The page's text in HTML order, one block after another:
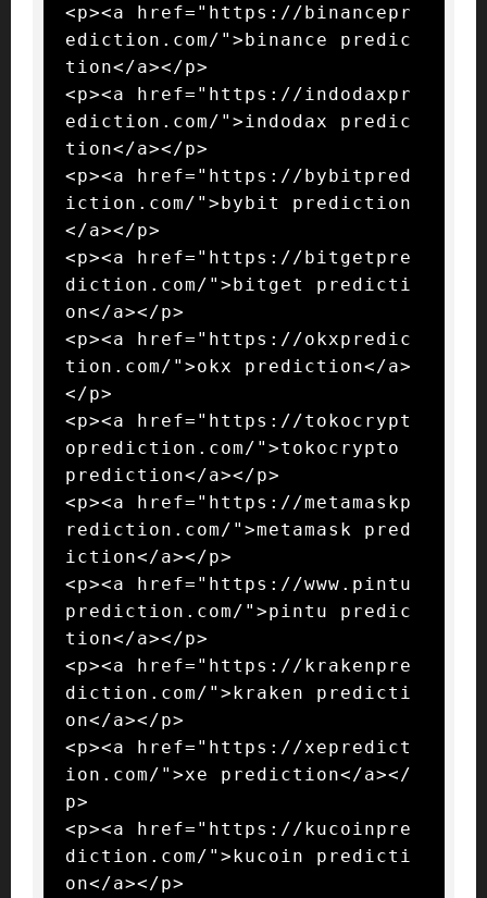
<p><a href="https://binancepr
ediction.com/">binance predic
tion</a></p>
<p><a href="https://indodaxpr
ediction.com/">indodax predic
tion</a></p>
<p><a href="https://bybitpred
iction.com/">bybit prediction
</a></p>
<p><a href="https://bitgetpre
diction.com/">bitget predicti
on</a></p>
<p><a href="https://okxpredic
tion.com/">okx prediction</a>
</p>
<p><a href="https://tokocrypt
oprediction.com/">tokocrypto
prediction</a></p>
<p><a href="https://metamaskp
rediction.com/">metamask pred
iction</a></p>
<p><a href="https://www.pintu
prediction.com/">pintu predic
tion</a></p>
<p><a href="https://krakenpre
diction.com/">kraken predicti
on</a></p>
<p><a href="https://xepredict
ion.com/">xe prediction</a></
p>
<p><a href="https://kucoinpre
diction.com/">kucoin predicti
on</a></p>